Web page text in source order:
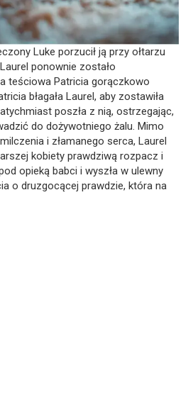
Luke porzucił ją przy ołtarzu
ponownie zostało
teściowa Patricia gorączkowo
błagała Laurel, aby zostawiła
poszła z nią, ostrzegając,
do dożywotniego żalu. Mimo
i złamanego serca, Laurel
kobiety prawdziwą rozpacz i
opieką babci i wyszła w ulewny
o druzgocącej prawdzie, która na